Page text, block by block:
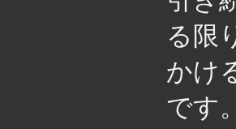
る限
かけ
です。